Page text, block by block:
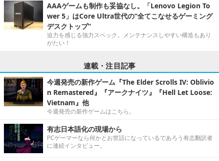
AAAゲームも制作も妥協なし。「Lenovo Legion To
wer 5」はCore Ultra世代の“全てこなせるゲーミング
デスクトップ”
迫力を感じる強力スペック。メンテナンスしやすい構造もあり
がたい！
連載・注目記事
今週発売の新作ゲーム『The Elder Scrolls IV: Oblivio
n Remastered』『アークナイツ』『Hell Let Loose:
Vietnam』他
今週発売の新作ゲームはこちら。
有志日本語化の現場から
PCゲーマーなら何かとお世話になっているであろう有志翻訳者
に連続インタビュー。